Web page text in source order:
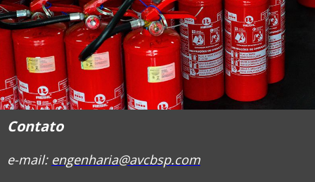
Contato
e-mail: engenharia@avcbsp.com